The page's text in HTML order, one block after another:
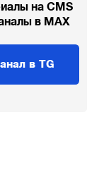
на CMS
в MAX
в TG